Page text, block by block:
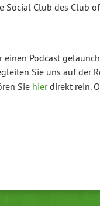
Social Club des Club
Podcast
Sie uns auf
Sie hierdirekt rein.